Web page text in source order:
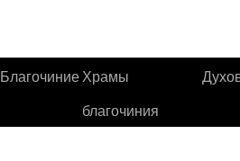
БлагочиниеХрамы
благочиния